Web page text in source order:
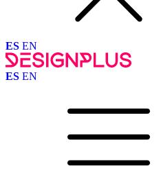
ES EN
ES EN